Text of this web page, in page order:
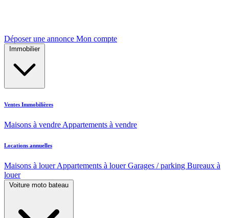
Déposer une annonce Mon compte
Immobilier
Ventes Immobilières
Maisons à vendre Appartements à vendre
Locations annuelles
Maisons à louerAppartements à louerGarages / parking Bureaux à
louer
Voiture moto bateau